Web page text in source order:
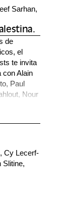
Sarhan,
de
el
te invita
con Alain
Paul
Nour
Cy Lecerf-
Slitine,